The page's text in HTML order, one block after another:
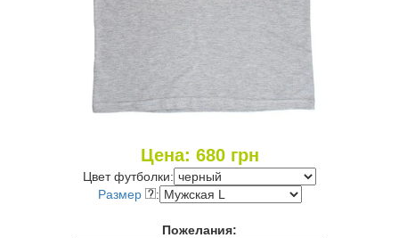
Цена: 680грн
Цвет футболки:
Размер
:
Пожелания: